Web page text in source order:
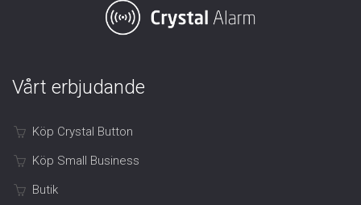
Vårt erbjudande
Köp Crystal Button
Köp Small Business
Butik